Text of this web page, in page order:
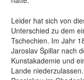
Leider hat sich von
Unterschied zu dem
Tschechien. Im Jahr
Jaroslav Špillar nach
Kunstakademie und
Lande